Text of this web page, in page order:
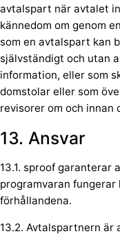
avtalspart när avtalet
kännedom om genom
som en avtalspart kan
självständigt och utan
information, eller som
domstolar eller som
revisorer om och innan
13. Ansvar
13.1. sproof garanterar
programvaran
förhållandena.
13.2. Avtalspartnern är